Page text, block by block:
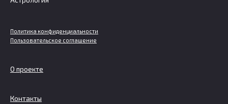
Политика конфиденциальности
Пользовательское соглашение
О проекте
Контакты